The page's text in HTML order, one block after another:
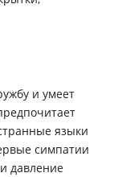
и умеет
языки
симпатии
давление